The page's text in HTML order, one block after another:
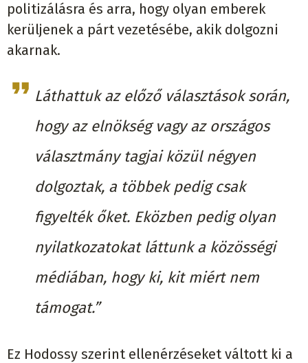
politizálásra és arra, hogy olyan emberek
kerüljenek a párt vezetésébe, akik dolgozni
akarnak.
Láthattuk az előző választások során,
hogy az elnökség vagy az országos
választmány tagjai közül négyen
dolgoztak, a többek pedig csak
figyelték őket. Eközben pedig olyan
nyilatkozatokat láttunk a közösségi
médiában, hogy ki, kit miért nem
támogat.”
Ez Hodossy szerint ellenérzéseket váltott ki a